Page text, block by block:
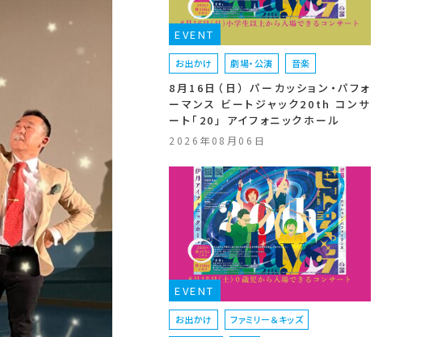
EVENT
お出かけ 劇場・公演 音楽
8月16日（日） パーカッション・パフォ
ーマンス ビートジャック20th コンサ
ート「20」 アイフォニックホール
2026年08月06日
EVENT
お出かけ ファミリー＆キッズ